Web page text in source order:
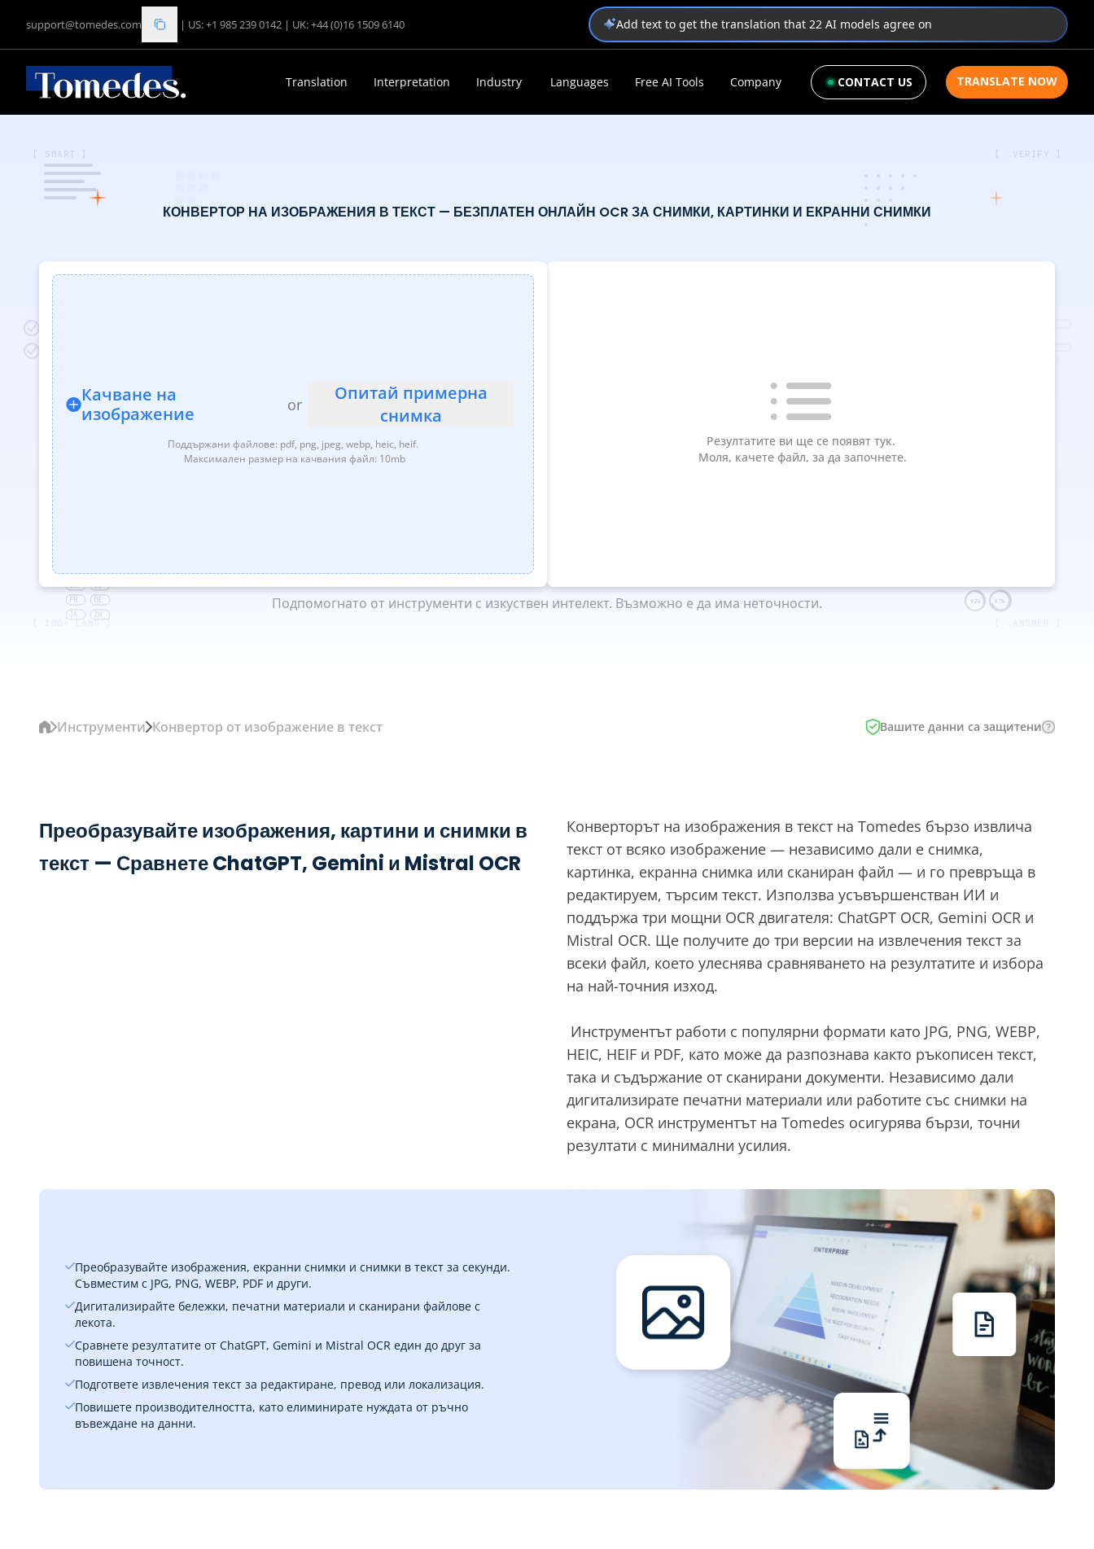
support@tomedes.com | US: +1 985 239 0142 | UK: +44 (0)16 1509 6140 Add text to get the translation that 22 AI models agree on
Translation Interpretation Industry Languages Free AI Tools Company CONTACT US TRANSLATE NOW
[ SMART ] [ .VERIFY ]
[ 100+ LANG ]
EN
ES
FR
DE
JA
ZH
92% 87%
КОНВЕРТОР НА ИЗОБРАЖЕНИЯ В ТЕКСТ — БЕЗПЛАТЕН ОНЛАЙН OCR ЗА СНИМКИ, КАРТИНКИ И ЕКРАННИ СНИМКИ
Качване на
изображение
or
Опитай примерна
снимка
Поддържани файлове: pdf, png, jpeg, webp, heic, heif.
‎ Максимален размер на качвания файл: 10mb
Резултатите ви ще се появят тук.
‎ Моля, качете файл, за да започнете.
Подпомогнато от инструменти с изкуствен интелект. Възможно е да има неточности.
Инструменти Конвертор от изображение в текст Вашите данни са защитени
Преобразувайте изображения, картини и снимки в
текст — Сравнете ChatGPT, Gemini и Mistral OCR
Конверторът на изображения в текст на Tomedes бързо извлича
текст от всяко изображение — независимо дали е снимка,
картинка, екранна снимка или сканиран файл — и го превръща в
редактируем, търсим текст. Използва усъвършенстван ИИ и
поддържа три мощни OCR двигателя: ChatGPT OCR, Gemini OCR и
Mistral OCR. Ще получите до три версии на извлечения текст за
всеки файл, което улеснява сравняването на резултатите и избора
на най-точния изход.
‎ Инструментът работи с популярни формати като JPG, PNG, WEBP,
HEIC, HEIF и PDF, като може да разпознава както ръкописен текст,
така и съдържание от сканирани документи. Независимо дали
дигитализирате печатни материали или работите със снимки на
екрана, OCR инструментът на Tomedes осигурява бързи, точни
резултати с минимални усилия.
Преобразувайте изображения, екранни снимки и снимки в текст за секунди.
Съвместим с JPG, PNG, WEBP, PDF и други.
Дигитализирайте бележки, печатни материали и сканирани файлове с
лекота.
Сравнете резултатите от ChatGPT, Gemini и Mistral OCR един до друг за
повишена точност.
Подгответе извлечения текст за редактиране, превод или локализация.
Повишете производителността, като елиминирате нуждата от ръчно
въвеждане на данни.